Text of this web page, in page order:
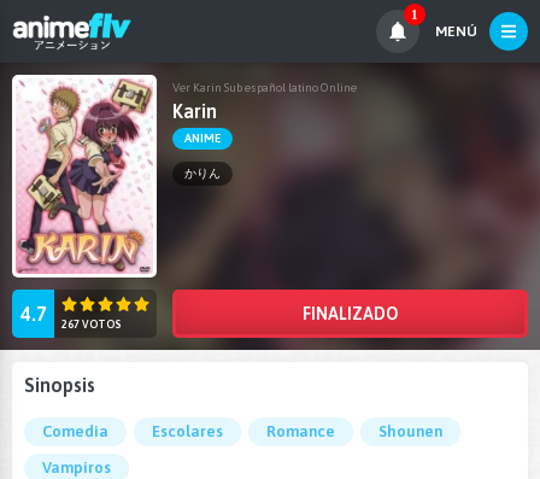
1
MENÚ
Ver Karin Sub español latino Online
Karin
ANIME
かりん
4.7 267 VOTOS
FINALIZADO
Sinopsis
Comedia Escolares Romance
Shounen
Vampiros